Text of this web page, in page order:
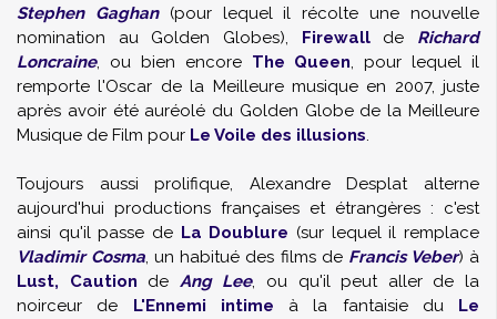
Stephen Gaghan(pour lequel il récolte une nouvelle
nomination au Golden Globes), Firewallde Richard
Loncraine, ou bien encore The Queen, pour lequel il
remporte l'Oscar de la Meilleure musique en 2007, juste
après avoir été auréolé du Golden Globe de la Meilleure
Musique de Film pour Le Voile des illusions.
Toujours aussi prolifique, Alexandre Desplat alterne
aujourd'hui productions françaises et étrangères : c'est
ainsi qu'il passe de La Doublure (sur lequel il remplace
Vladimir Cosma, un habitué des films de Francis Veber) à
Lust, Caution de Ang Lee, ou qu'il peut aller de la
noirceur de L'Ennemi intime à la fantaisie du Le